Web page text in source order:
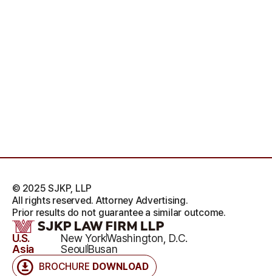
BROCHURE DOWNLOAD
U.S. New YorkWashington, D.C.
Asia
SeoulBusan
© 2025 SJKP, LLP
All rights reserved. Attorney Advertising.
Prior results do not guarantee a similar outcome.